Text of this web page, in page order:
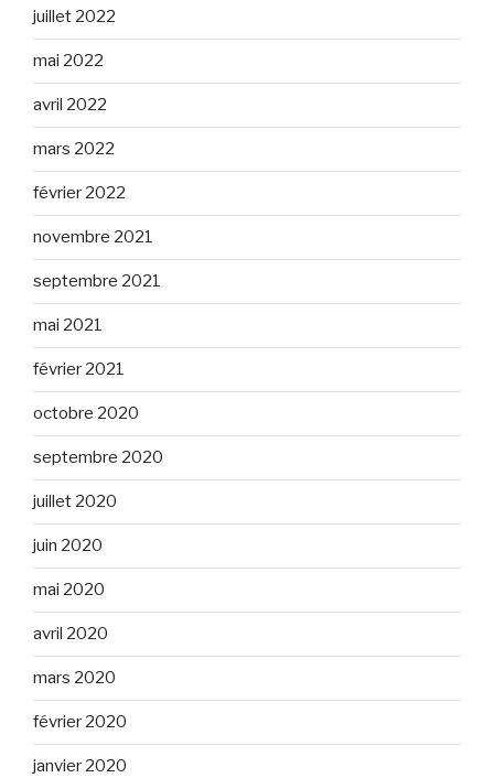
juillet 2022
mai 2022
avril 2022
mars 2022
février 2022
novembre 2021
septembre 2021
mai 2021
février 2021
octobre 2020
septembre 2020
juillet 2020
juin 2020
mai 2020
avril 2020
mars 2020
février 2020
janvier 2020